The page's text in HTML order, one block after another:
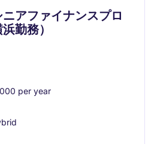
アファイナンスプロ
勤務）
per year